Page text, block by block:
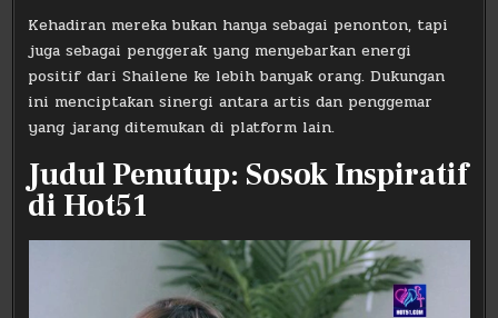
Kehadiran mereka bukan hanya sebagai penonton, tapi
juga sebagai penggerak yang menyebarkan energi
positif dari Shailene ke lebih banyak orang. Dukungan
ini menciptakan sinergi antara artis dan penggemar
yang jarang ditemukan di platform lain.
Judul Penutup: Sosok Inspiratif
di Hot51